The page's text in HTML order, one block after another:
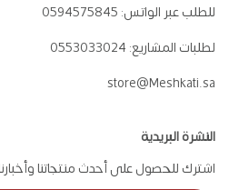
للطلب عبر الواتس: 0594575845
لطلبات المشاريع: 0553033024
store@Meshkati.sa
النشرة البريدية
اشترك للحصول على أحدث منتجاتنا